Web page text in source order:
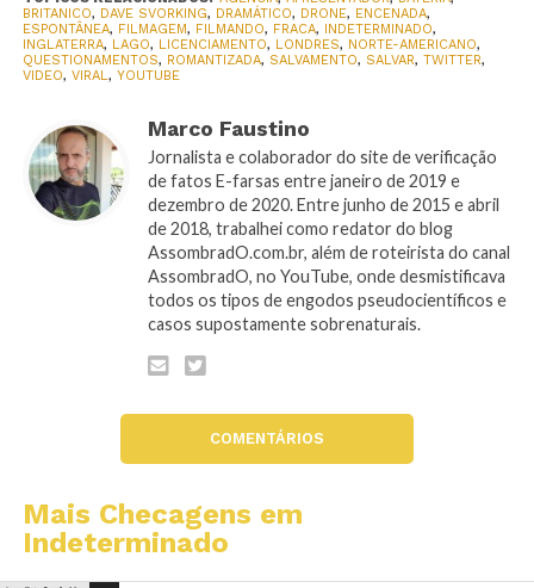
BRITANICO, DAVE SVORKING, DRAMÁTICO, DRONE, ENCENADA,
ESPONTÂNEA, FILMAGEM, FILMANDO, FRACA, INDETERMINADO,
INGLATERRA, LAGO, LICENCIAMENTO, LONDRES, NORTE-AMERICANO,
QUESTIONAMENTOS, ROMANTIZADA, SALVAMENTO, SALVAR, TWITTER,
VIDEO, VIRAL, YOUTUBE
Marco Faustino
Jornalista e colaborador do site de verificação
de fatos E-farsas entre janeiro de 2019 e
dezembro de 2020. Entre junho de 2015 e abril
de 2018, trabalhei como redator do blog
AssombradO.com.br, além de roteirista do canal
AssombradO, no YouTube, onde desmistificava
todos os tipos de engodos pseudocientíficos e
casos supostamente sobrenaturais.
COMENTÁRIOS
Mais Checagens em
Indeterminado